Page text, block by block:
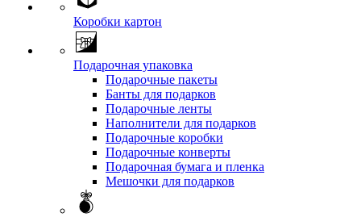
Коробки картон
Подарочная упаковка
Подарочные пакеты
Банты для подарков
Подарочные ленты
Наполнители для подарков
Подарочные коробки
Подарочные конверты
Подарочная бумага и пленка
Мешочки для подарков